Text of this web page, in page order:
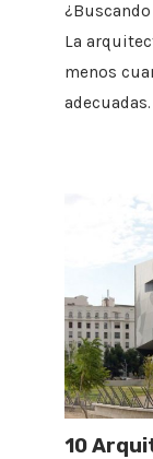
La
menos
10